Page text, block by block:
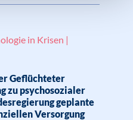
in Krisen |
Geflüchteter
zu psychosozialer
geplante
Versorgung